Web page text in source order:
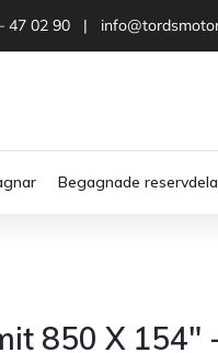
47 02 90 |
Begagnade
850 X 154″